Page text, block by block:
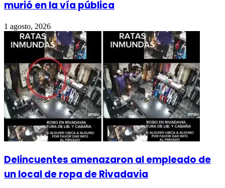
murió en la vía pública
1 agosto, 2026
Delincuentes amenazaron al empleado de
un local de ropa de Rivadavia